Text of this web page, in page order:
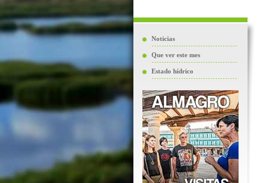
Noticias
Que ver este mes
Estado hídrico